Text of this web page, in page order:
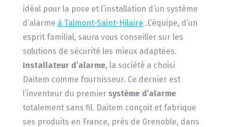
idéal pour la pose et l’installation d’un système
d’alarme à Talmont-Saint-Hilaire .L’équipe, d’un
esprit familial, saura vous conseiller sur les
solutions de sécurité les mieux adaptées.
Installateur d’alarme, la société a choisi
Daitem comme fournisseur. Ce dernier est
l’inventeur du premier système d’alarme
totalement sans fil. Daitem conçoit et fabrique
ses produits en France, près de Grenoble, dans